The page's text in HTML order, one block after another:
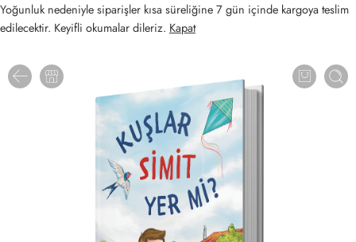
Yoğunluk nedeniyle siparişler kısa süreliğine 7 gün içinde kargoya teslim
edilecektir. Keyifli okumalar dileriz. Kapat